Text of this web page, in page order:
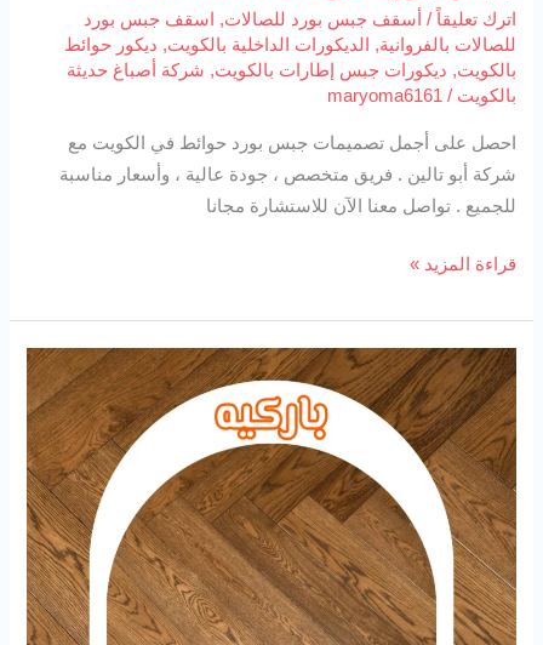
اترك تعليقاً / أسقف جبس بورد للصالات,
اسقف جبس بورد
للصالات بالفروانية, الديكورات الداخلية بالكويت, ديكور حوائط
بالكويت, ديكورات جبس إطارات بالكويت, شركة أصباغ حديثة
بالكويت /
maryoma6161
احصل على أجمل تصميمات جبس بورد حوائط في الكويت مع
شركة أبو تالين . فريق متخصص ، جودة عالية ، وأسعار مناسبة
للجميع . تواصل معنا الآن للاستشارة مجانا
قراءة المزيد »
باركيه
94727923